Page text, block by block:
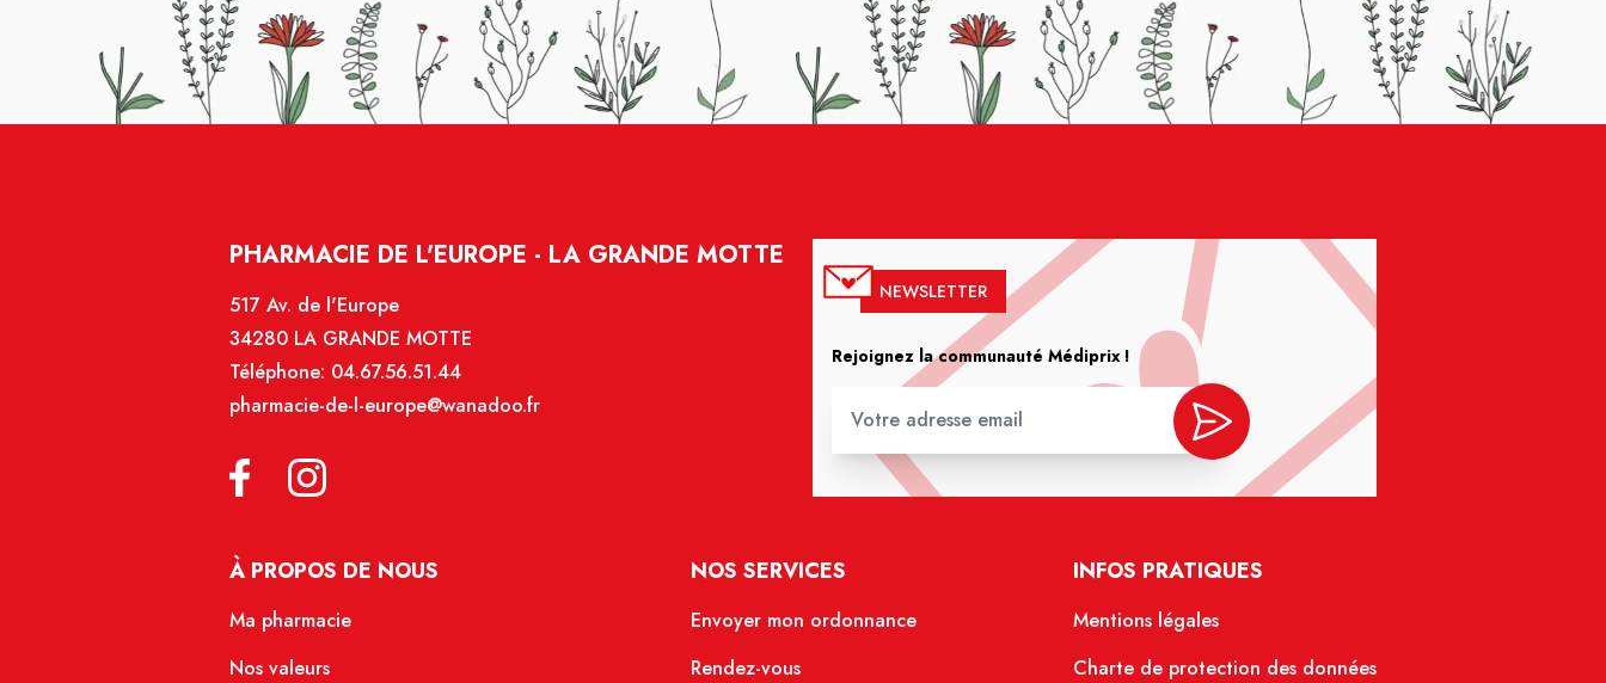
PHARMACIE DE L'EUROPE - LA GRANDE MOTTE
517 Av. de l'Europe
34280 LA GRANDE MOTTE
Téléphone: 04.67.56.51.44
pharmacie-de-l-europe@wanadoo.fr
NEWSLETTER
Rejoignez la communauté Médiprix !
À PROPOS DE NOUS
Ma pharmacie
Nos valeurs
NOS SERVICES
Envoyer mon ordonnance
Rendez-vous
INFOS PRATIQUES
Mentions légales
Charte de protection des données